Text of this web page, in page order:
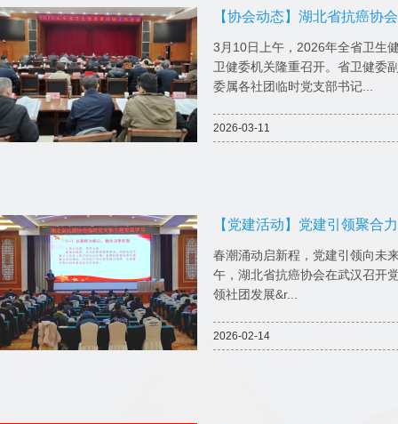
【协会动态】湖北省抗癌协
3月10日上午，2026年全省卫生
卫健委机关隆重召开。省卫健委
委属各社团临时党支部书记...
2026-03-11
【党建活动】党建引领聚合
春潮涌动启新程，党建引领向未
午，湖北省抗癌协会在武汉召开
领社团发展&r...
2026-02-14